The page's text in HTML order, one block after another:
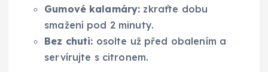
Gumové kalamáry: zkraťte dobu
smažení pod 2 minuty.
Bez chuti: osolte už před obalením a
servírujte s citronem.